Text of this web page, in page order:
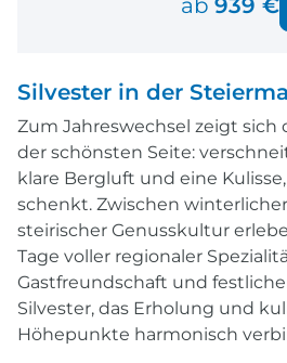
Silvester in der
Zum Jahreswechsel zeigt sich
der schönsten Seite:
klare Bergluft und eine
schenkt. Zwischen
steirischer Genusskultur
Tage voller regionaler
Gastfreundschaft und
Silvester, das Erholung und
Höhepunkte harmonisch